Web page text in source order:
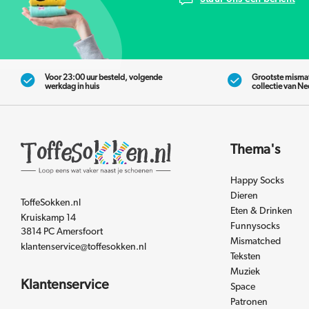
Voor 23:00 uur besteld, volgende
werkdag in huis
Grootste
collectie van
ToffeSokken.nl
Kruiskamp 14
3814 PC Amersfoort
klantenservice@toffesokken.nl
Klantenservice
Thema's
Happy Socks
Dieren
Eten & Drinken
Funnysocks
Mismatched
Teksten
Muziek
Space
Patronen